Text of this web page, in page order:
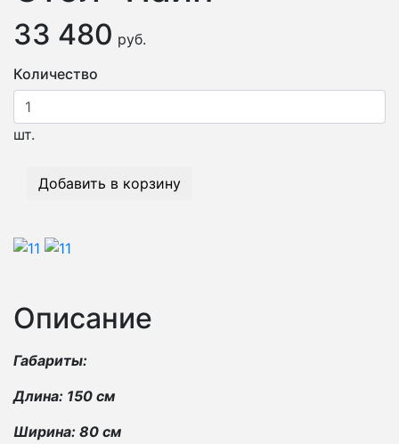
33 480 руб.
Количество
шт.
Добавить в корзину
Описание
Габариты:
Длина: 150 см
Ширина: 80 см